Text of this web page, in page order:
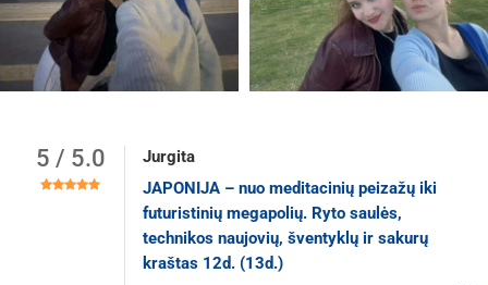
5 / 5.0
Jurgita
JAPONIJA – nuo meditacinių peizažų iki
futuristinių megapolių. Ryto saulės,
technikos naujovių, šventyklų ir sakurų
kraštas 12d. (13d.)